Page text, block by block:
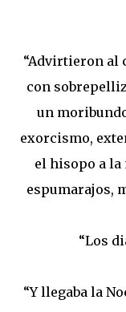
“Advirtieron al
con
un
exorcismo,
el hisopo a la
espumarajos,
“Los
“Y llegaba la